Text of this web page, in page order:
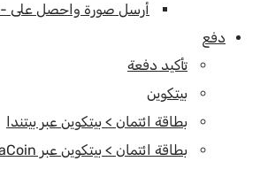
أرسل صورة واحصل على -5%
دفع
تأكيد دفعة
بيتكوين
بطاقة ائتمان > بيتكوين عبر بيتندا
بطاقة ائتمان > بيتكوين عبر IndaCoin